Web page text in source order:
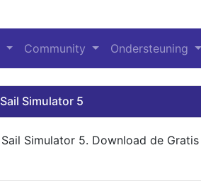
Community Ondersteuning
Simulator 5
Simulator 5. Download de Gratis